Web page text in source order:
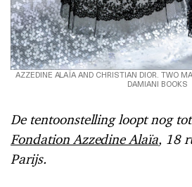
AZZEDINE ALAÏA AND CHRISTIAN DIOR. TWO
DAMIANI BOOKS
De tentoonstelling loopt nog
Fondation Azzedine Alaïa, 18
Parijs.